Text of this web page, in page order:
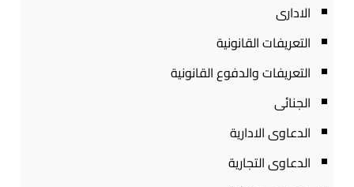
الادارى
التعريفات القانونية
التعريفات والدفوع القانونية
الجنائى
الدعاوى الادارية
الدعاوى التجارية